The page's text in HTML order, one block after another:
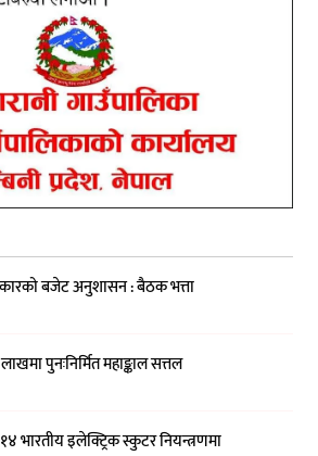
बजेट अनुशासन : बैठक भत्ता
पुनःनिर्मित महाङ्काल सत्तल
भारतीय इलेक्ट्रिक स्कुटर नियन्त्रणमा